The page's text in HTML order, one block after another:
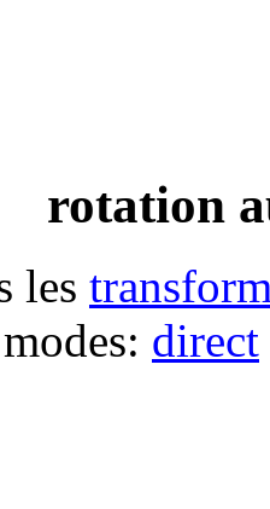
rotation
les
direct